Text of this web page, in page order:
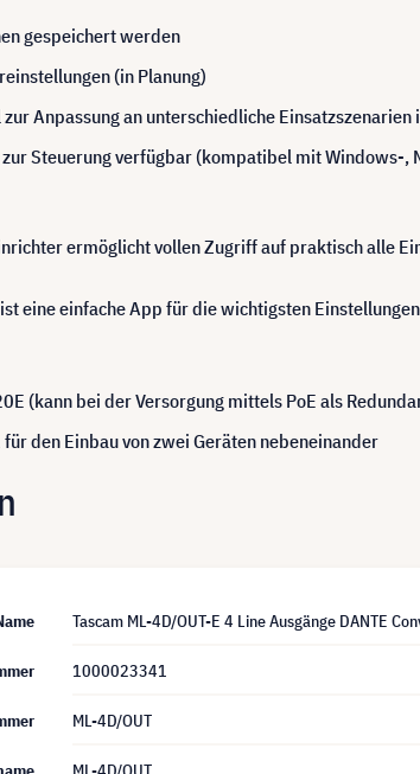
gespeichert werden
(in Planung)
zur Anpassung an unterschiedliche
Steuerung verfügbar (kompatibel mit Windows-,
ermöglicht vollen Zugriff auf praktisch alle
eine einfache App für die wichtigsten Einstellungen
(kann bei der Versorgung mittels PoE als
den Einbau von zwei Geräten nebeneinander
Tascam ML-4D/OUT-E 4 Line Ausgänge DANTE
1000023341
ML-4D/OUT